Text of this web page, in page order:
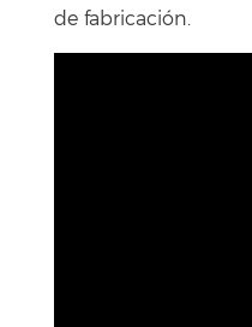
de fabricación.